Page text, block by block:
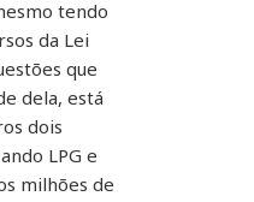
tendo
da Lei
que
dela, está
dois
LPG e
milhões de